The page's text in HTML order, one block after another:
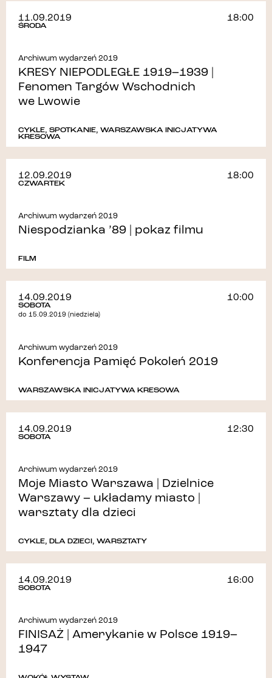
11.09.2019
ŚRODA
18:00
Archiwum wydarzeń 2019
KRESY NIEPODLEGŁE 1919–1939 |
Fenomen Targów Wschodnich
we Lwowie
CYKLE, SPOTKANIE, WARSZAWSKA INICJATYWA
KRESOWA
12.09.2019
CZWARTEK
18:00
Archiwum wydarzeń 2019
Niespodzianka ’89 | pokaz filmu
FILM
14.09.2019
SOBOTA
do 15.09.2019 (niedziela)
10:00
Archiwum wydarzeń 2019
Konferencja Pamięć Pokoleń 2019
WARSZAWSKA INICJATYWA KRESOWA
14.09.2019
SOBOTA
12:30
Archiwum wydarzeń 2019
Moje Miasto Warszawa | Dzielnice
Warszawy – układamy miasto |
warsztaty dla dzieci
CYKLE, DLA DZIECI, WARSZTATY
14.09.2019
SOBOTA
16:00
Archiwum wydarzeń 2019
FINISAŻ | Amerykanie w Polsce 1919–
1947